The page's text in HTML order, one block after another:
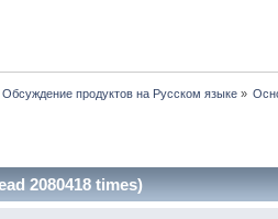
Обсуждение продуктов на Русском языке »
2080418 times)